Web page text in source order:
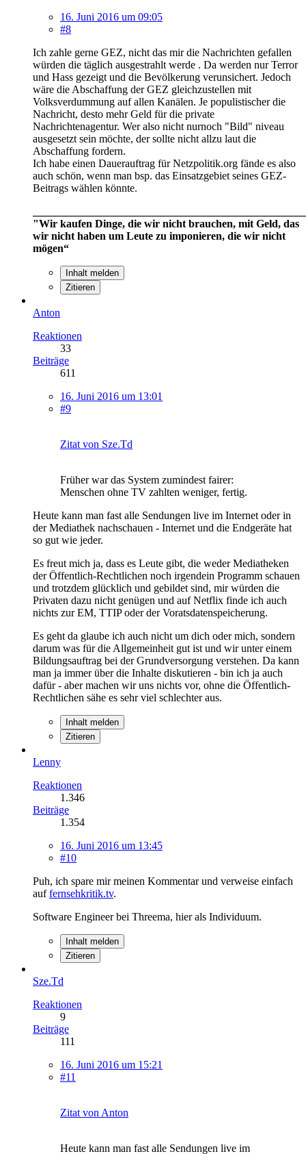
16. Juni 2016 um 09:05
#8
Ich zahle gerne GEZ, nicht das mir die Nachrichten gefallen
würden die täglich ausgestrahlt werde . Da werden nur Terror
und Hass gezeigt und die Bevölkerung verunsichert. Jedoch
wäre die Abschaffung der GEZ gleichzustellen mit
Volksverdummung auf allen Kanälen. Je populistischer die
Nachricht, desto mehr Geld für die private
Nachrichtenagentur. Wer also nicht nurnoch "Bild" niveau
ausgesetzt sein möchte, der sollte nicht allzu laut die
Abschaffung fordern.
Ich habe einen Dauerauftrag für Netzpolitik.org fände es also
auch schön, wenn man bsp. das Einsatzgebiet seines GEZ-
Beitrags wählen könnte.
"Wir kaufen Dinge, die wir nicht brauchen, mit Geld, das
wir nicht haben um Leute zu imponieren, die wir nicht
mögen“
Inhalt melden
Zitieren
Anton
Reaktionen
33
Beiträge
611
16. Juni 2016 um 13:01
#9
Zitat von Sze.Td
Früher war das System zumindest fairer:
Menschen ohne TV zahlten weniger, fertig.
Heute kann man fast alle Sendungen live im Internet oder in
der Mediathek nachschauen - Internet und die Endgeräte hat
so gut wie jeder.
Es freut mich ja, dass es Leute gibt, die weder Mediatheken
der Öffentlich-Rechtlichen noch irgendein Programm schauen
und trotzdem glücklich und gebildet sind, mir würden die
Privaten dazu nicht genügen und auf Netflix finde ich auch
nichts zur EM, TTIP oder der Voratsdatenspeicherung.
Es geht da glaube ich auch nicht um dich oder mich, sondern
darum was für die Allgemeinheit gut ist und wir unter einem
Bildungsauftrag bei der Grundversorgung verstehen. Da kann
man ja immer über die Inhalte diskutieren - bin ich ja auch
dafür - aber machen wir uns nichts vor, ohne die Öffentlich-
Rechtlichen sähe es sehr viel schlechter aus.
Inhalt melden
Zitieren
Lenny
Reaktionen
1.346
Beiträge
1.354
16. Juni 2016 um 13:45
#10
Puh, ich spare mir meinen Kommentar und verweise einfach
auffernsehkritik.tv.
Software Engineer bei Threema, hier als Individuum.
Inhalt melden
Zitieren
Sze.Td
Reaktionen
9
Beiträge
111
16. Juni 2016 um 15:21
#11
Zitat von Anton
Heute kann man fast alle Sendungen live im